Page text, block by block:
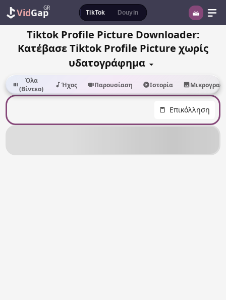
TikTok Douyin
VidGap
GR
Tiktok Profile Picture Downloader:
Κατέβασε Tiktok Profile Picture χωρίς
υδατογράφημα
Όλα
(Βίντεο)
Ήχος Παρουσίαση Ιστορία
Επικόλληση